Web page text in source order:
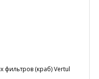
фильтров (краб) Vertul